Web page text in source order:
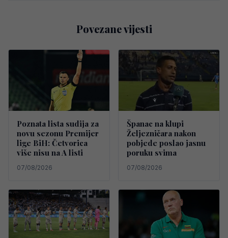
Povezane vijesti
Poznata lista sudija za
novu sezonu Premijer
lige BiH: Četvorica
više nisu na A listi
07/08/2026
Španac na klupi
Željezničara nakon
pobjede poslao jasnu
poruku svima
07/08/2026